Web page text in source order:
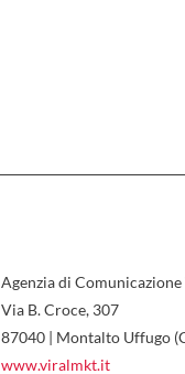
Agenzia di
Via B. Croce, 307
87040 | Montalto Uffugo
www.viralmkt.it